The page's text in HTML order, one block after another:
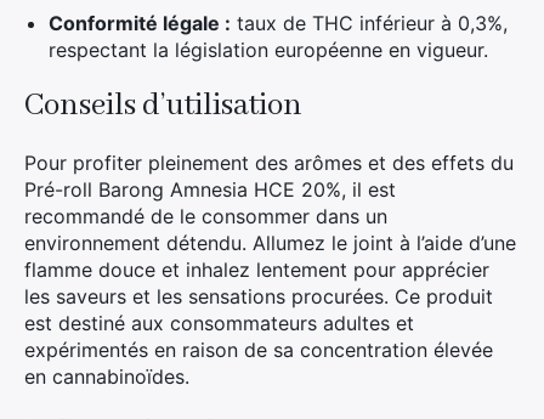
Conformité légale : taux de THC inférieur à 0,3%,
respectant la législation européenne en vigueur.
Conseils d’utilisation
Pour profiter pleinement des arômes et des effets du
Pré-roll Barong Amnesia HCE 20%, il est
recommandé de le consommer dans un
environnement détendu. Allumez le joint à l’aide d’une
flamme douce et inhalez lentement pour apprécier
les saveurs et les sensations procurées. Ce produit
est destiné aux consommateurs adultes et
expérimentés en raison de sa concentration élevée
en cannabinoïdes.